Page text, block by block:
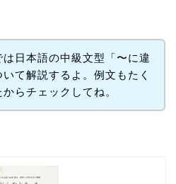
は日本語の中級文型「〜に違
て解説するよ。例文もたく
らチェックしてね。